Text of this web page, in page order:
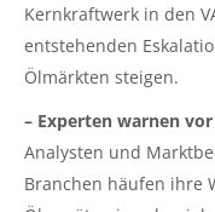
Kernkraftwerk in den
entstehenden
Ölmärkten steigen.
– Experten warnen
Analysten und
Branchen häufen ihre